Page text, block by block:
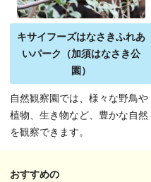
キサイフーズはなさきふれあ
いパーク（加須はなさき公
園）
自然観察園では、様々な野鳥や
植物、生き物など、豊かな自然
を観察できます。
おすすめの